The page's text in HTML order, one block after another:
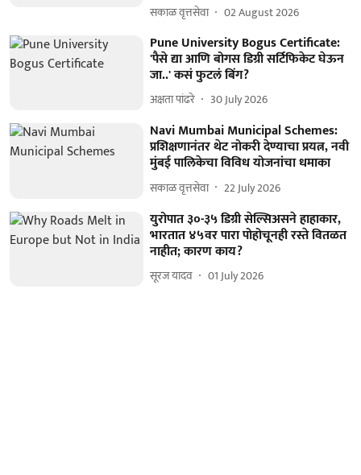
सकाळ वृत्तसेवा 02 August 2026
Pune University Bogus Certificate:
'पैसे द्या आणि बोगस डिग्री सर्टिफिकेट घेऊन
जा..' कसं फुटलं बिंग?
अक्षता पांढरे 30 July 2026
Navi Mumbai Municipal Schemes:
प्रशिक्षणानंतर थेट नोकरी देण्याचा प्रयत्न, नवी
मुंबई पालिकेचा विविध योजनांचा धमाका
सकाळ वृत्तसेवा 22 July 2026
युरोपात ३०-३५ डिग्री सेल्सिअसने हाहाकार,
भारतात ४५वर पारा पोहोचूनही रस्ते वितळत
नाहीत; कारण काय?
सूरज यादव 01 July 2026